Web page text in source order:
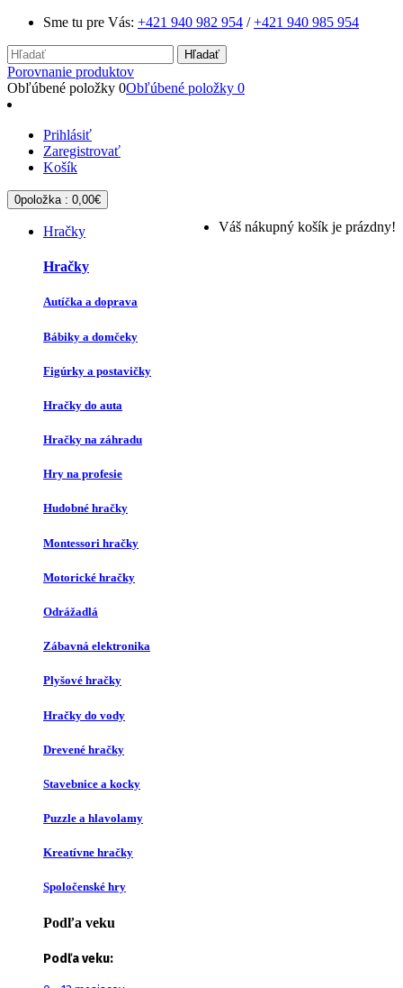
Sme tu pre Vás: +421 940 982 954 /+421 940 985 954
Hľadať
Porovnanie produktov
Obľúbené položky 0Obľúbené položky 0
Prihlásiť
Zaregistrovať
Košík
0položka : 0,00€
Váš nákupný košík je prázdny!
Hračky
Hračky
Autíčka a doprava
Bábiky a domčeky
Figúrky a postavičky
Hračky do auta
Hračky na záhradu
Hry na profesie
Hudobné hračky
Montessori hračky
Motorické hračky
Odrážadlá
Zábavná elektronika
Plyšové hračky
Hračky do vody
Drevené hračky
Stavebnice a kocky
Puzzle a hlavolamy
Kreatívne hračky
Spoločenské hry
Podľa veku
Podľa veku: